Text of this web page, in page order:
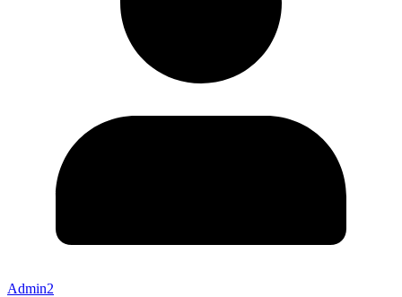
Admin2